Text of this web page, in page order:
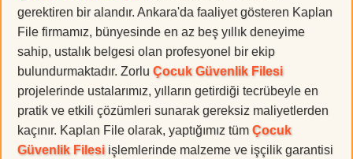
gerektiren bir alandır. Ankara'da faaliyet gösteren Kaplan
File firmamız, bünyesinde en az beş yıllık deneyime
sahip, ustalık belgesi olan profesyonel bir ekip
bulundurmaktadır. Zorlu Çocuk Güvenlik Filesi
projelerinde ustalarımız, yılların getirdiği tecrübeyle en
pratik ve etkili çözümleri sunarak gereksiz maliyetlerden
kaçınır. Kaplan File olarak, yaptığımız tüm Çocuk
Güvenlik Filesi işlemlerinde malzeme ve işçilik garantisi